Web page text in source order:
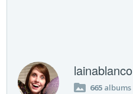
lainablanco
665 albums